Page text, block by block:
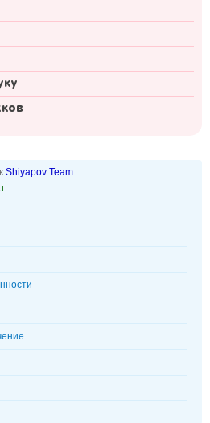
Shiyapov Team